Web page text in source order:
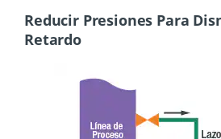
Reducir Presiones Para
Retardo